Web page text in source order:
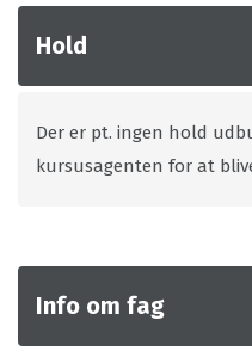
Hold
Der er pt. ingen hold
kursusagenten for at
Info om fag